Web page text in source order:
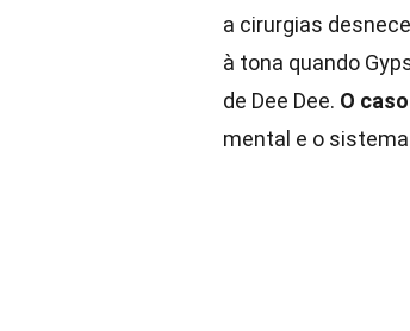
a cirurgias
à tona quando
de Dee Dee. O
mental e o